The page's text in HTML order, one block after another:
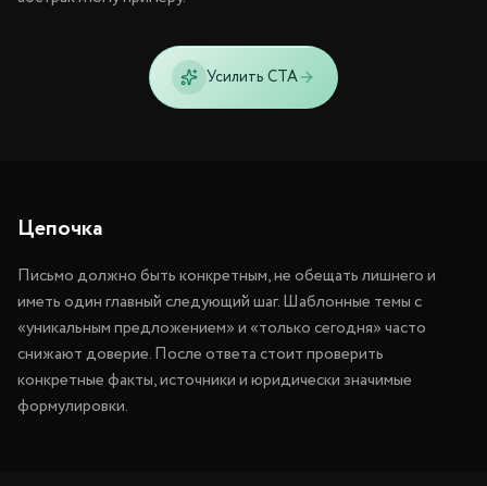
Усилить CTA
Цепочка
Письмо должно быть конкретным, не обещать лишнего и
иметь один главный следующий шаг. Шаблонные темы с
«уникальным предложением» и «только сегодня» часто
снижают доверие. После ответа стоит проверить
конкретные факты, источники и юридически значимые
формулировки.